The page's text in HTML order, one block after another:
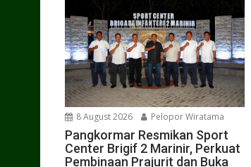
8 August 2026 Pelopor Wiratama
Pangkormar Resmikan Sport
Center Brigif 2 Marinir, Perkuat
Pembinaan Prajurit dan Buka